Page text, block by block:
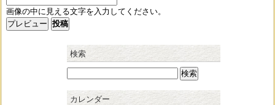
画像の中に見える文字を入力してください。
検索
カレンダー